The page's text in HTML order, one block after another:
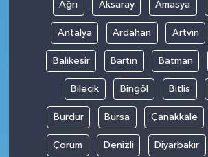
Ağrı Aksaray Amasya
Antalya Ardahan Artvin
Balıkesir Bartın Batman
Bilecik Bingöl Bitlis
Burdur Bursa Çanakkale
Çorum Denizli Diyarbakır